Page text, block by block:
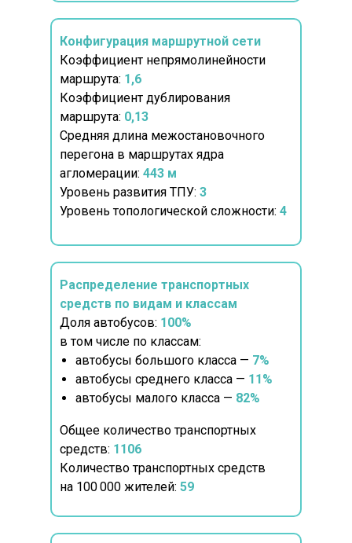
Конфигурация маршрутной сети
Коэффициент непрямолинейности
маршрута: 1,6
Коэффициент дублирования
маршрута: 0,13
Средняя длина межостановочного
перегона в маршрутах ядра
агломерации: 443 м
Уровень развития ТПУ: 3
Уровень топологической сложности: 4
Распределение транспортных
средств по видам и классам
Доля автобусов: 100%
в том числе по классам:
автобусы большого класса — 7%
автобусы среднего класса — 11%
автобусы малого класса — 82%
Общее количество транспортных
средств: 1106
Количество транспортных средств
на 100 000 жителей: 59